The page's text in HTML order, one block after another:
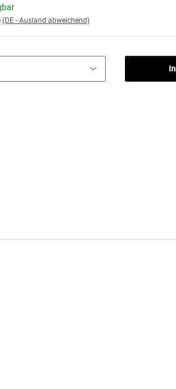
(DE - Ausland abweichend)